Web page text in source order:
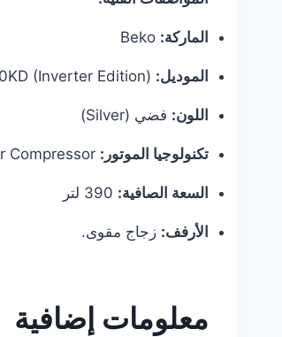
الماركة:
الموديل:
اللون: فضي (Silver)
تكنولوجيا الموتور:
السعة الصافية:
الأرفف: زجاج مقوى.
معلومات إضافية